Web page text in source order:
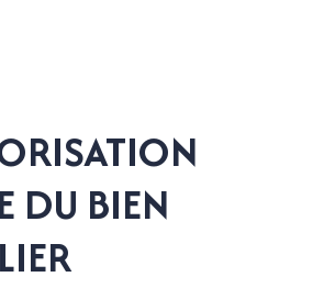
DU BIEN